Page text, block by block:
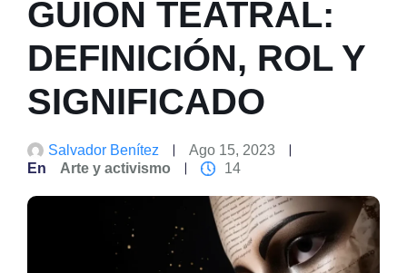
GUION TEATRAL:
DEFINICIÓN, ROL Y
SIGNIFICADO
Salvador Benítez
Ago 15, 2023
En
Arte y activismo 14